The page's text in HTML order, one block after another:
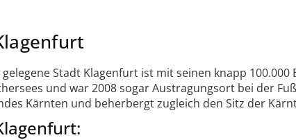
Stadt Klagenfurt ist mit seinen knapp
und war 2008 sogar Austragungsort bei der
Kärnten und beherbergt zugleich den Sitz der